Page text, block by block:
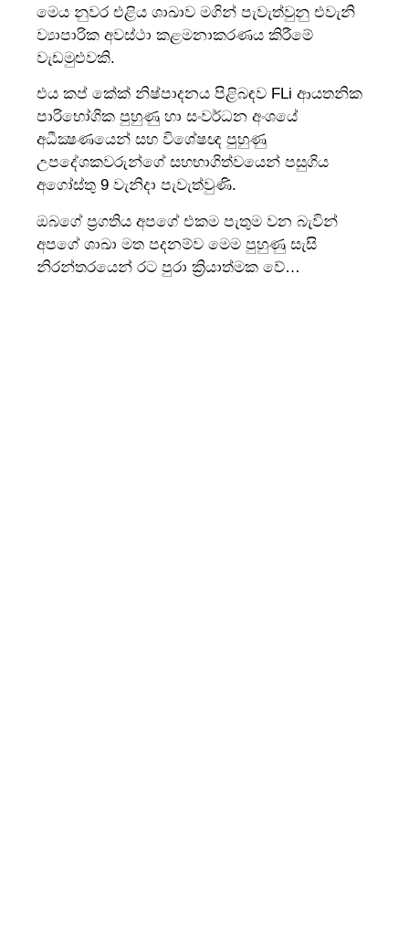
මෙය නුවර එළිය ශාඛාව මගින් පැවැත්වුනු එවැනි
ව්‍යාපාරික අවස්ථා කළමනාකරණය කිරීමේ
වැඩමුළුවකි.
එය කප් කේක් නිෂ්පාදනය පිළිබඳව FLi ආයතනික
පාරිභෝගික පුහුණු හා සංවර්ධන අංශයේ
අධීක්‍ෂණයෙන් සහ විශේෂඥ පුහුණු
උපදේශකවරුන්ගේ සහභාගිත්වයෙන් පසුගිය
අගෝස්තු 9 වැනිදා පැවැත්වුණි.
ඔබගේ ප්‍රගතිය අපගේ එකම පැතුම වන බැවින්
අපගේ ශාඛා මත පදනම්ව මෙම පුහුණු සැසි
නිරන්තරයෙන් රට පුරා ක්‍රියාත්මක වේ…